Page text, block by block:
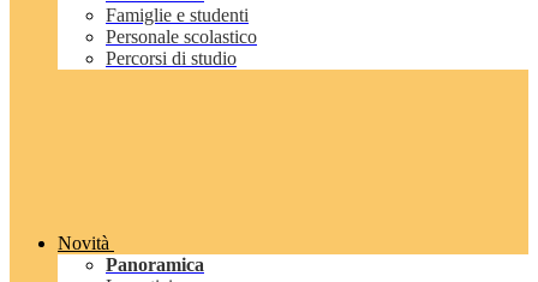
Famiglie e studenti
Personale scolastico
Percorsi di studio
Novità
Panoramica